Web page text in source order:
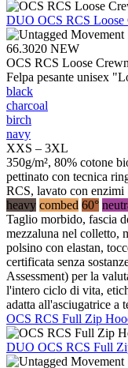
DUO OCS RCS Loose
66.3020 NEW
OCS RCS Loose
Felpa pesante unisex
black
charcoal
birch
navy
XXS – 3XL
350g/m², 80% cotone
pettinato con tecnica
RCS, lavato con enzimi
heavy combed 60°
Taglio morbido, fascia
mezzaluna nel colletto,
polsino con elastan,
certificata senza
Assessment) per la
l'intero ciclo di vita,
adatta all'asciugatrice a
OCS RCS Full Zip
DUO OCS RCS Full